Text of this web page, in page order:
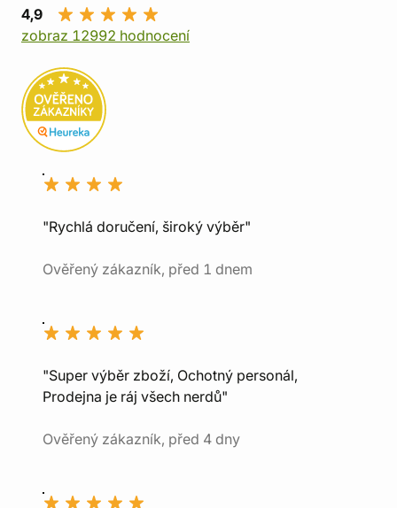
4,9
zobraz 12992 hodnocení
"Rychlá doručení, široký výběr"
Ověřený zákazník, před 1 dnem
"Super výběr zboží, Ochotný personál,
Prodejna je ráj všech nerdů"
Ověřený zákazník, před 4 dny